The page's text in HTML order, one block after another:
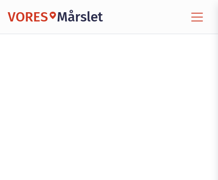
VORES Mårslet